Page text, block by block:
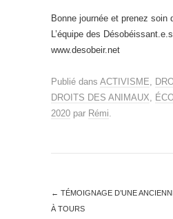
Bonne journée et prenez soin
L’équipe des Désobéissant.e.s
www.desobeir.net
Publié dans ACTIVISME
DROITS DES ANIMAUX
2020 par Rémi
← TÉMOIGNAGE D’UNE
À TOURS